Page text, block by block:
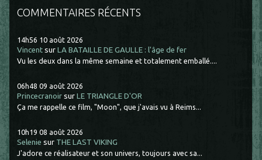
COMMENTAIRES RÉCENTS
14h56 10 août 2026
Vincent surLA BATAILLE DE GAULLE : l'âge de fer
Vu les deux dans la même semaine et totalement emballé....
06h48 09 août 2026
Princecranoir surLE TRIANGLE D'OR
Ça me rappelle ce film, "Moon", que j'avais vu à Reims...
10h19 08 août 2026
Selenie sur THE LAST VIKING
J'adore ce réalisateur et son univers, toujours avec sa...